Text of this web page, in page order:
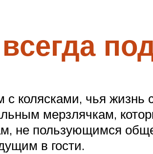
колясками, чья жизнь
мерзлячкам,
не пользующимся
в гости.